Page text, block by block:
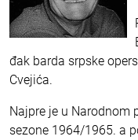
đak barda srpske
Cvejića.
Najpre je u Narodnom
sezone 1964/1965. a